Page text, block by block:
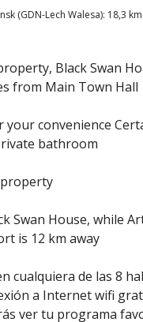
(GDN-Lech Walesa): 18,3 km
Black Swan
from Main Town Hall
convenience
bathroom
Swan House, while
is 12 km away
cualquiera de las 8
a Internet wifi
ver tu programa